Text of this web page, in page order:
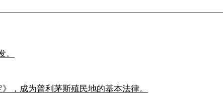
，成为普利茅斯殖民地的基本法律。